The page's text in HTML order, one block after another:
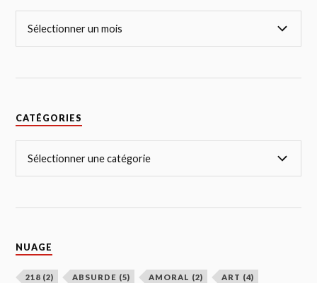
CATÉGORIES
NUAGE
218 (2) ABSURDE (5) AMORAL (2) ART (4)